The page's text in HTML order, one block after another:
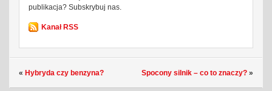
publikacja? Subskrybuj nas.
Kanał RSS
Spocony silnik – co to znaczy? »
« Hybryda czy benzyna?